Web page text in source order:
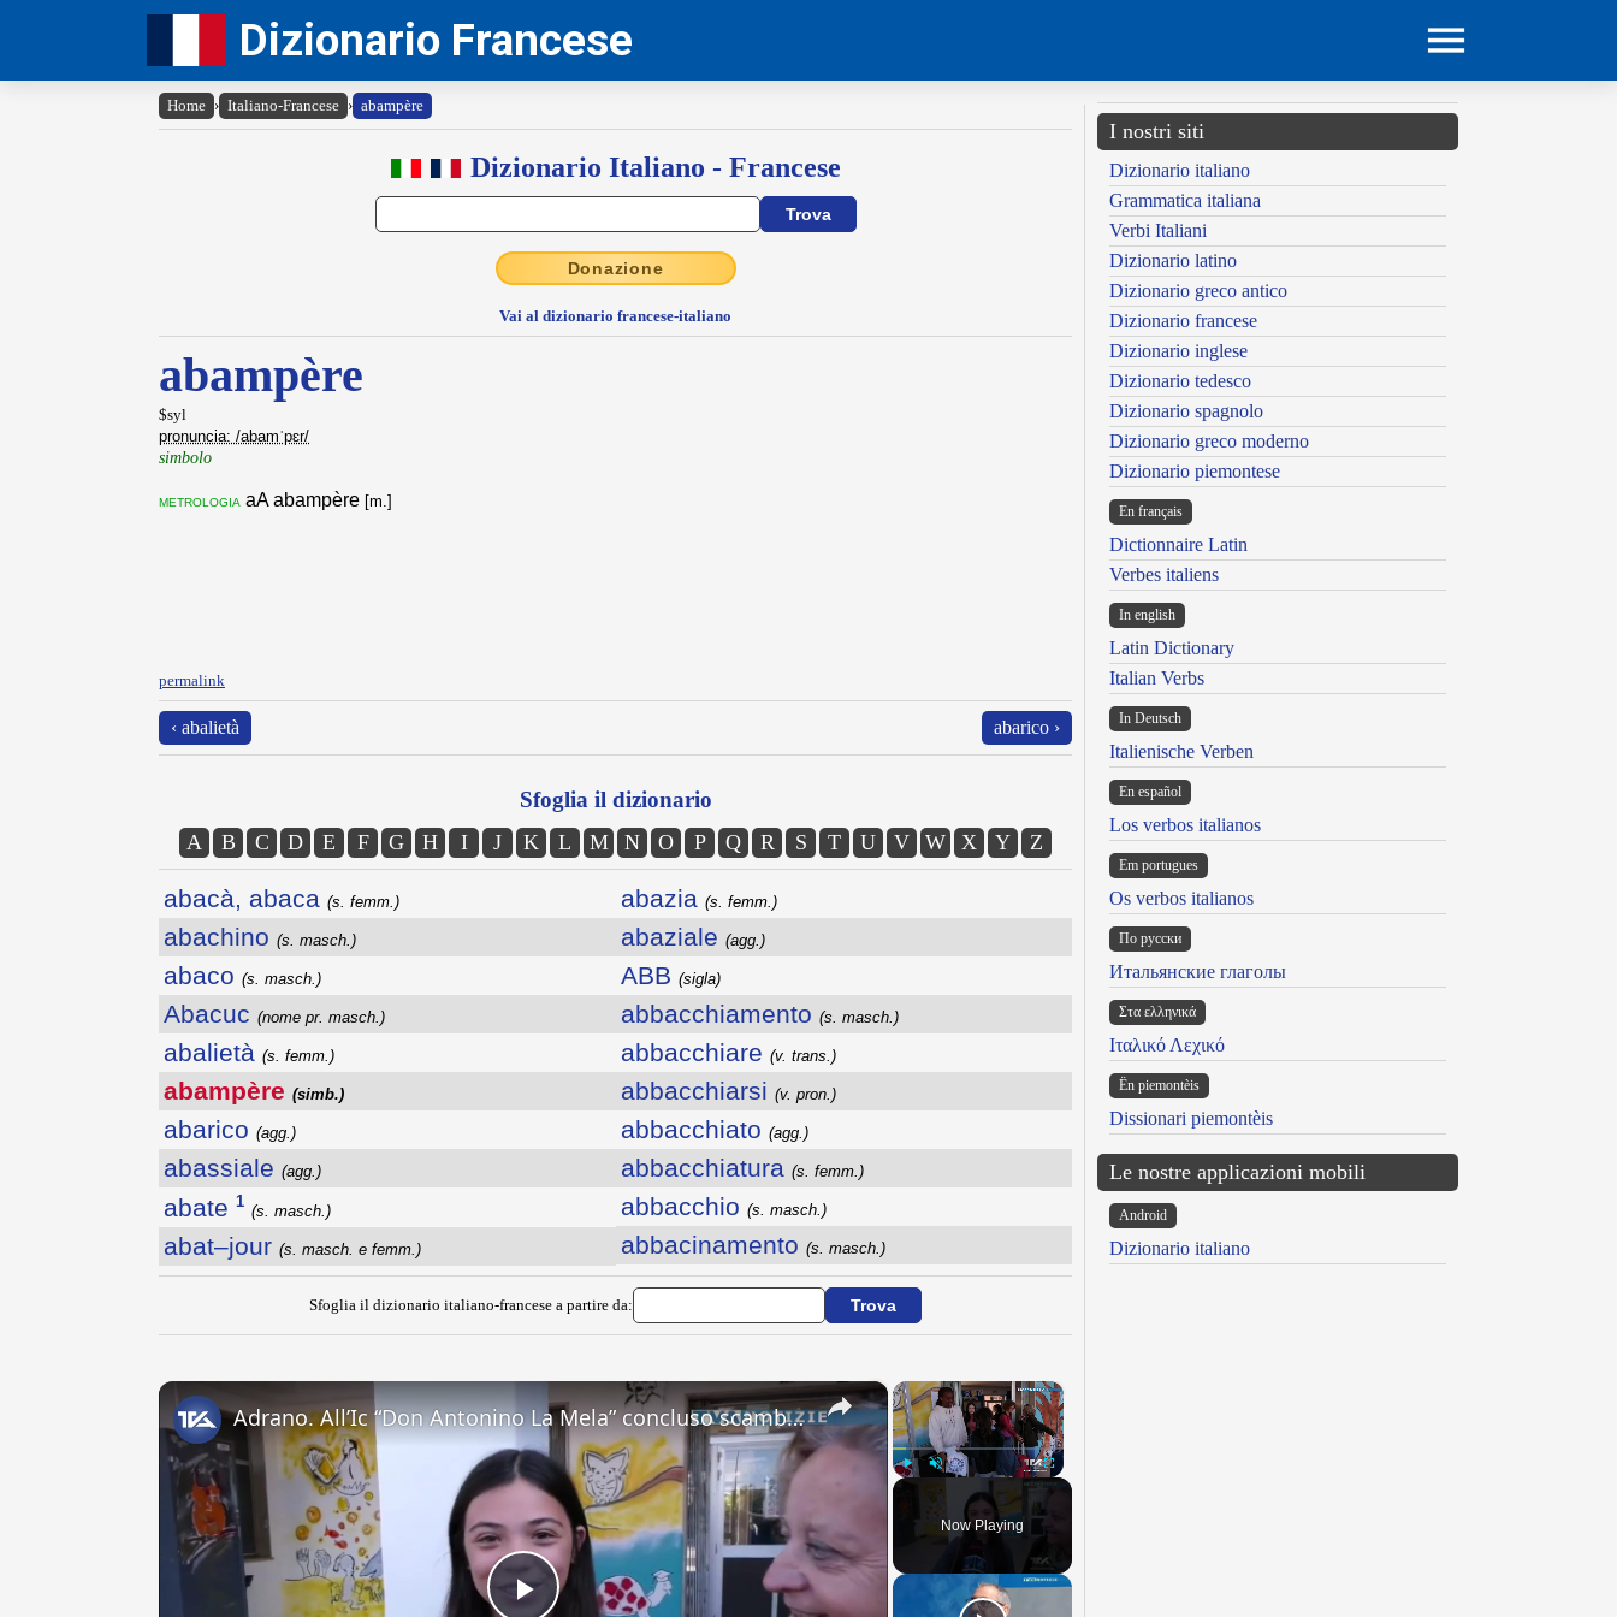
Dizionario Francese
Home › Italiano-Francese › abampère
Dizionario Italiano - Francese
Donazione
Vai al dizionario francese-italiano
abampère
$syl
pronuncia: /abamˈpɛr/
simbolo
metrologia aA abampère [m.]
permalink
‹ abalietà abarico ›
Sfoglia il dizionario
A B C D E F G H I J K L M N O P Q R S T U V W X Y Z
abacà, abaca (s. femm.)
abachino (s. masch.)
abaco (s. masch.)
Abacuc (nome pr. masch.)
abalietà (s. femm.)
abampère (simb.)
abarico (agg.)
abassiale (agg.)
abate 1
(s. masch.)
abat–jour (s. masch. e femm.)
abazia (s. femm.)
abaziale (agg.)
ABB (sigla)
abbacchiamento (s. masch.)
abbacchiare (v. trans.)
abbacchiarsi (v. pron.)
abbacchiato (agg.)
abbacchiatura (s. femm.)
abbacchio (s. masch.)
abbacinamento (s. masch.)
Sfoglia il dizionario italiano-francese a partire da:
×
Fullscreen
Now Playing
×
Adrano. All’Ic “Don Antonino La Mela” concluso scambio culturale. Lacrime e abbracci alla partenza d
I nostri siti
Dizionario italiano
Grammatica italiana
Verbi Italiani
Dizionario latino
Dizionario greco antico
Dizionario francese
Dizionario inglese
Dizionario tedesco
Dizionario spagnolo
Dizionario greco moderno
Dizionario piemontese
En français
Dictionnaire Latin
Verbes italiens
In english
Latin Dictionary
Italian Verbs
In Deutsch
Italienische Verben
En español
Los verbos italianos
Em portugues
Os verbos italianos
По русски
Итальянские глаголы
Στα ελληνικά
Ιταλικό Λεχικό
Ën piemontèis
Dissionari piemontèis
Le nostre applicazioni mobili
Android
Dizionario italiano